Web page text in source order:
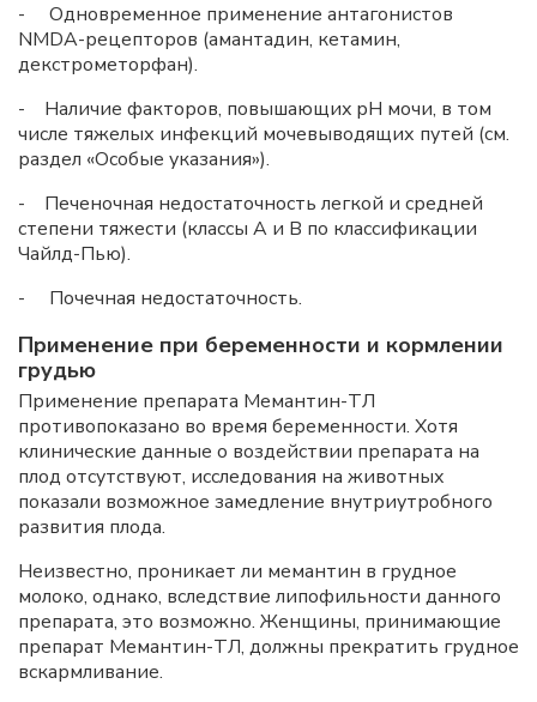
- Одновременное применение антагонистов
NMDA-рецепторов (амантадин, кетамин,
декстрометорфан).
- Наличие факторов, повышающих pH мочи, в том
числе тяжелых инфекций мочевыводящих путей (см.
раздел «Особые указания»).
- Печеночная недостаточность легкой и средней
степени тяжести (классы А и В по классификации
Чайлд-Пью).
- Почечная недостаточность.
Применение при беременности и кормлении
грудью
Применение препарата Мемантин-ТЛ
противопоказано во время беременности. Хотя
клинические данные о воздействии препарата на
плод отсутствуют, исследования на животных
показали возможное замедление внутриутробного
развития плода.
Неизвестно, проникает ли мемантин в грудное
молоко, однако, вследствие липофильности данного
препарата, это возможно. Женщины, принимающие
препарат Мемантин-ТЛ, должны прекратить грудное
вскармливание.